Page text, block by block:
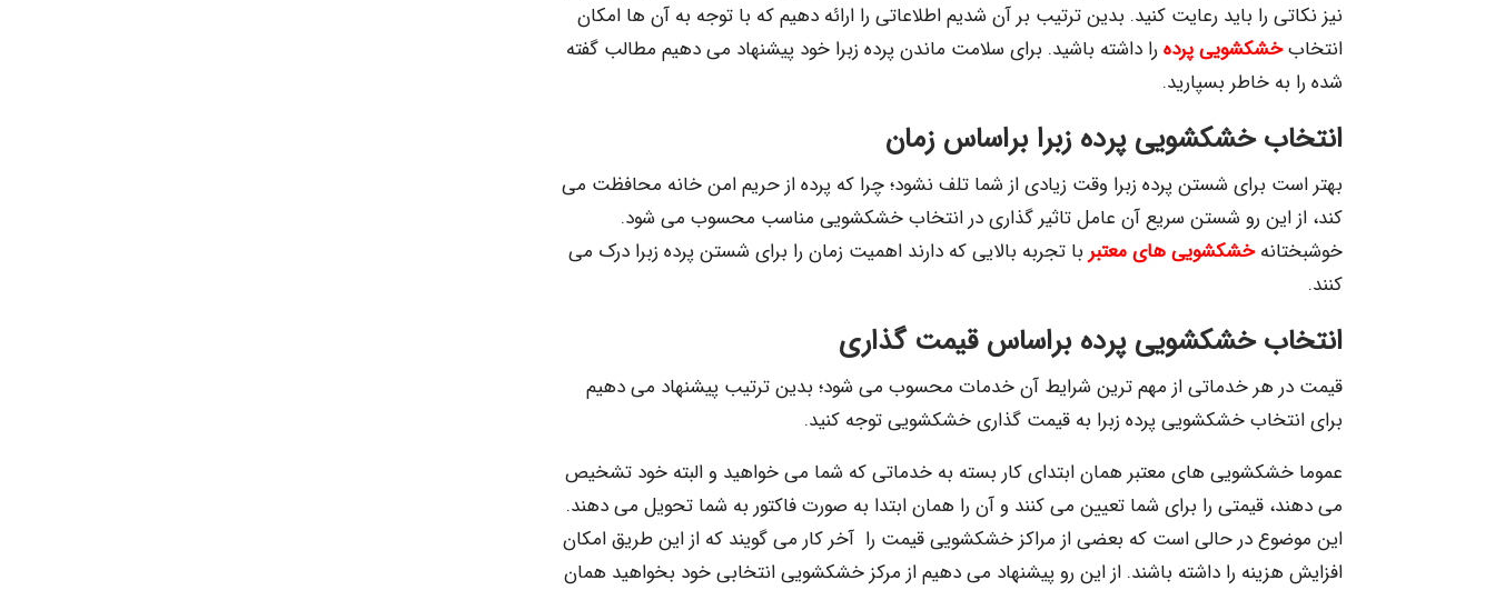
نیز نکاتی را باید رعایت کنید. بدین ترتیب بر آن شدیم اطلاعاتی را ارائه دهیم که با توجه به آن ها امکان
انتخابخشکشویی پرده را داشته باشید. برای سلامت ماندن پرده زبرا خود پیشنهاد می دهیم مطالب گفته
شده را به خاطر بسپارید.
انتخاب خشکشویی پرده زبرا براساس زمان
بهتر است برای شستن پرده زبرا وقت زیادی از شما تلف نشود؛ چرا که پرده از حریم امن خانه محافظت می
کند، از این رو شستن سریع آن عامل تاثیر گذاری در انتخاب خشکشویی مناسب محسوب می شود.
خوشبختانهخشکشویی های معتبر با تجربه بالایی که دارند اهمیت زمان را برای شستن پرده زبرا درک می
کنند.
انتخاب خشکشویی پرده براساس قیمت گذاری
قیمت در هر خدماتی از مهم ترین شرایط آن خدمات محسوب می شود؛ بدین ترتیب پیشنهاد می دهیم
برای انتخاب خشکشویی پرده زبرا به قیمت گذاری خشکشویی توجه کنید.
عموما خشکشویی های معتبر همان ابتدای کار بسته به خدماتی که شما می خواهید و البته خود تشخیص
می دهند، قیمتی را برای شما تعیین می کنند و آن را همان ابتدا به صورت فاکتور به شما تحویل می دهند.
این موضوع در حالی است که بعضی از مراکز خشکشویی قیمت را آخر کار می گویند که از این طریق امکان
افزایش هزینه را داشته باشند. از این رو پیشنهاد می دهیم از مرکز خشکشویی انتخابی خود بخواهید همان